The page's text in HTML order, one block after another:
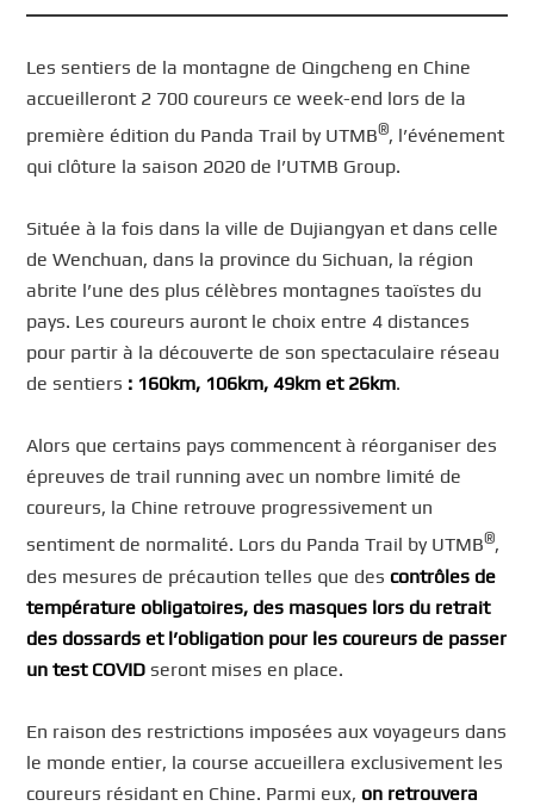
Les sentiers de la montagne de Qingcheng en Chine
accueilleront 2 700 coureurs ce week-end lors de la
première édition du Panda Trail by UTMB®, l’événement
qui clôture la saison 2020 de l’UTMB Group.
Située à la fois dans la ville de Dujiangyan et dans celle
de Wenchuan, dans la province du Sichuan, la région
abrite l’une des plus célèbres montagnes taoïstes du
pays. Les coureurs auront le choix entre 4 distances
pour partir à la découverte de son spectaculaire réseau
de sentiers : 160km, 106km, 49km et 26km.
Alors que certains pays commencent à réorganiser des
épreuves de trail running avec un nombre limité de
coureurs, la Chine retrouve progressivement un
sentiment de normalité. Lors du Panda Trail by UTMB®,
des mesures de précaution telles que des contrôles de
température obligatoires, des masques lors du retrait
des dossards et l’obligation pour les coureurs de passer
un test COVID seront mises en place.
En raison des restrictions imposées aux voyageurs dans
le monde entier, la course accueillera exclusivement les
coureurs résidant en Chine. Parmi eux, on retrouvera